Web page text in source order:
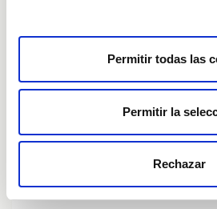
Permitir todas las
Permitir la
Rechazar
Buzón ético y de buen